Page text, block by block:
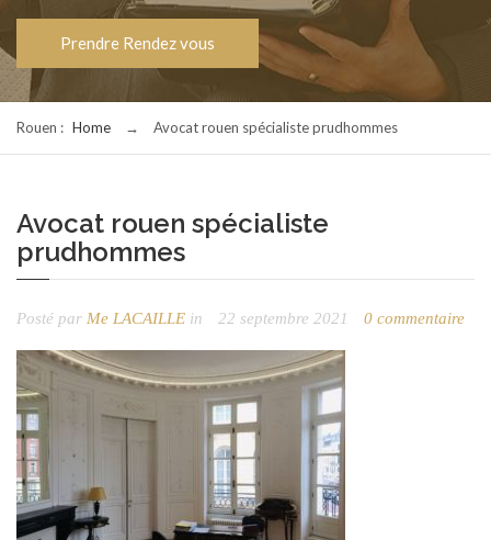
Prendre Rendez vous
Rouen : Home → Avocat rouen spécialiste prudhommes
Avocat rouen spécialiste
prudhommes
Posté par Me LACAILLE in 22 septembre 2021 0 commentaire